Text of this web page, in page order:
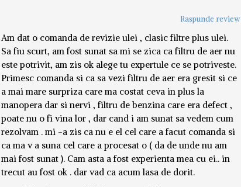
Raspunde review
Am dat o comanda de revizie ulei , clasic filtre plus ulei.
Sa fiu scurt, am fost sunat sa mi se zica ca filtru de aer nu
este potrivit, am zis ok alege tu expertule ce se potriveste.
Primesc comanda si ca sa vezi filtru de aer era gresit si ce
a mai mare surpriza care ma costat ceva in plus la
manopera dar si nervi , filtru de benzina care era defect ,
poate nu o fi vina lor , dar cand i am sunat sa vedem cum
rezolvam . mi -a zis ca nu e el cel care a facut comanda si
ca ma v a suna cel care a procesat o ( da de unde nu am
mai fost sunat ). Cam asta a fost experienta mea cu ei.. in
trecut au fost ok . dar vad ca acum lasa de dorit.